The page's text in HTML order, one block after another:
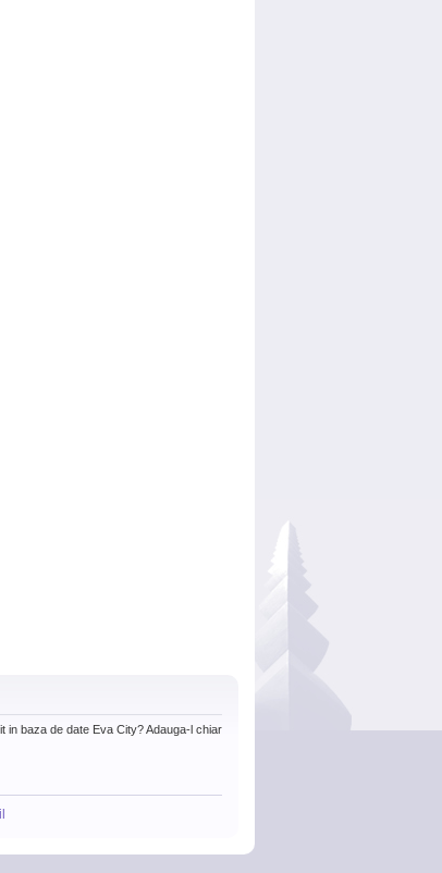
in baza de date Eva City? Adauga-l chiar